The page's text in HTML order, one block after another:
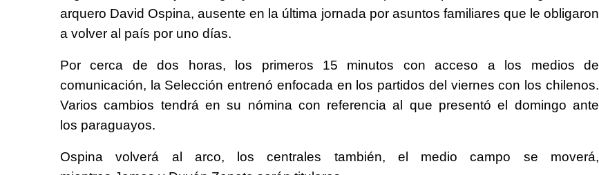
arquero David Ospina, ausente en la última jornada por asuntos familiares que le obligaron
a volver al país por uno días.
Por cerca de dos horas, los primeros 15 minutos con acceso a los medios de
comunicación, la Selección entrenó enfocada en los partidos del viernes con los chilenos.
Varios cambios tendrá en su nómina con referencia al que presentó el domingo ante
los paraguayos.
Ospina volverá al arco, los centrales también, el medio campo se moverá,